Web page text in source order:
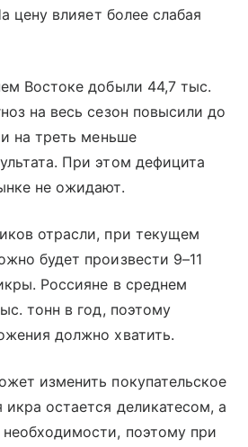
цену влияет более слабая
Востоке добыли 44,7 тыс.
на весь сезон повысили до
на треть меньше
При этом дефицита
не ожидают.
отрасли, при текущем
будет произвести 9–11
Россияне в среднем
тонн в год, поэтому
должно хватить.
изменить покупательское
икра остается деликатесом, а
поэтому при